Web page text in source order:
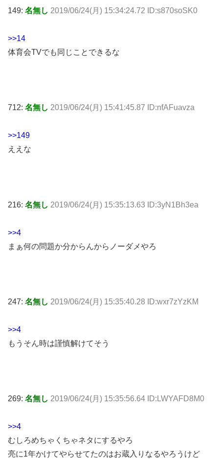
149: 名無し 2019/06/24(月) 15:34:24.72 ID:s870soSK0
>>14
体育会TVでも同じことできるな
712: 名無し 2019/06/24(月) 15:41:45.87 ID:nfAFuavza
>>149
ええな
216: 名無し 2019/06/24(月) 15:35:13.63 ID:3yN1Bh3ea
>>4
まぁ何の問題か分からんからノーダメやろ
247: 名無し 2019/06/24(月) 15:35:40.28 ID:wxr7zYzKM
>>4
もうそん時は謹慎解けてそう
269: 名無し 2019/06/24(月) 15:35:56.64 ID:LWYAFD8M0
>>4
むしろめちゃくちゃネタにするやろ
亮に1年かけてやらせてたのはお蔵入りなるやろうけど